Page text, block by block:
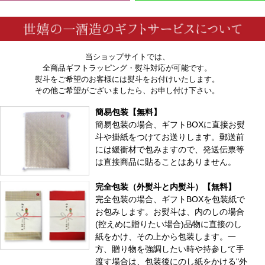
当ショップサイトでは、
全商品ギフトラッピング・熨斗対応が可能です。
熨斗をご希望のお客様には熨斗をお付けいたします。
その他ご希望がございましたら、お申し付け下さい。
簡易包装【無料】
簡易包装の場合、ギフトBOXに直接お熨
斗や掛紙をつけてお送りします。郵送前
には緩衝材で包みますので、発送伝票等
は直接商品に貼ることはありません。
完全包装（外熨斗と内熨斗）【無料】
完全包装の場合、ギフトBOXを包装紙で
お包みします。お熨斗は、内のしの場合
(控えめに贈りたい場合)品物に直接のし
紙をかけ、その上から包装します。一
方、贈り物を強調したい時や持参して手
渡す場合は、包装後にのし紙をかける"外